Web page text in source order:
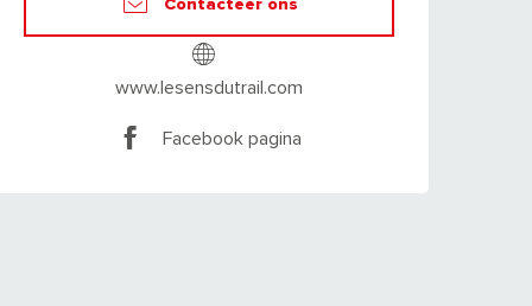
www.lesensdutrail.com
Facebook pagina